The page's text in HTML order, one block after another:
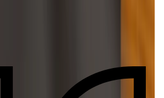
ต่งเพลงชั้นนําใช้แอป